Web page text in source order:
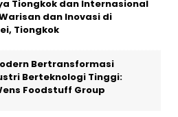
Tiongkok dan Internasional
dan Inovasi di
Tiongkok
Bertransformasi
Berteknologi Tinggi:
Foodstuff Group